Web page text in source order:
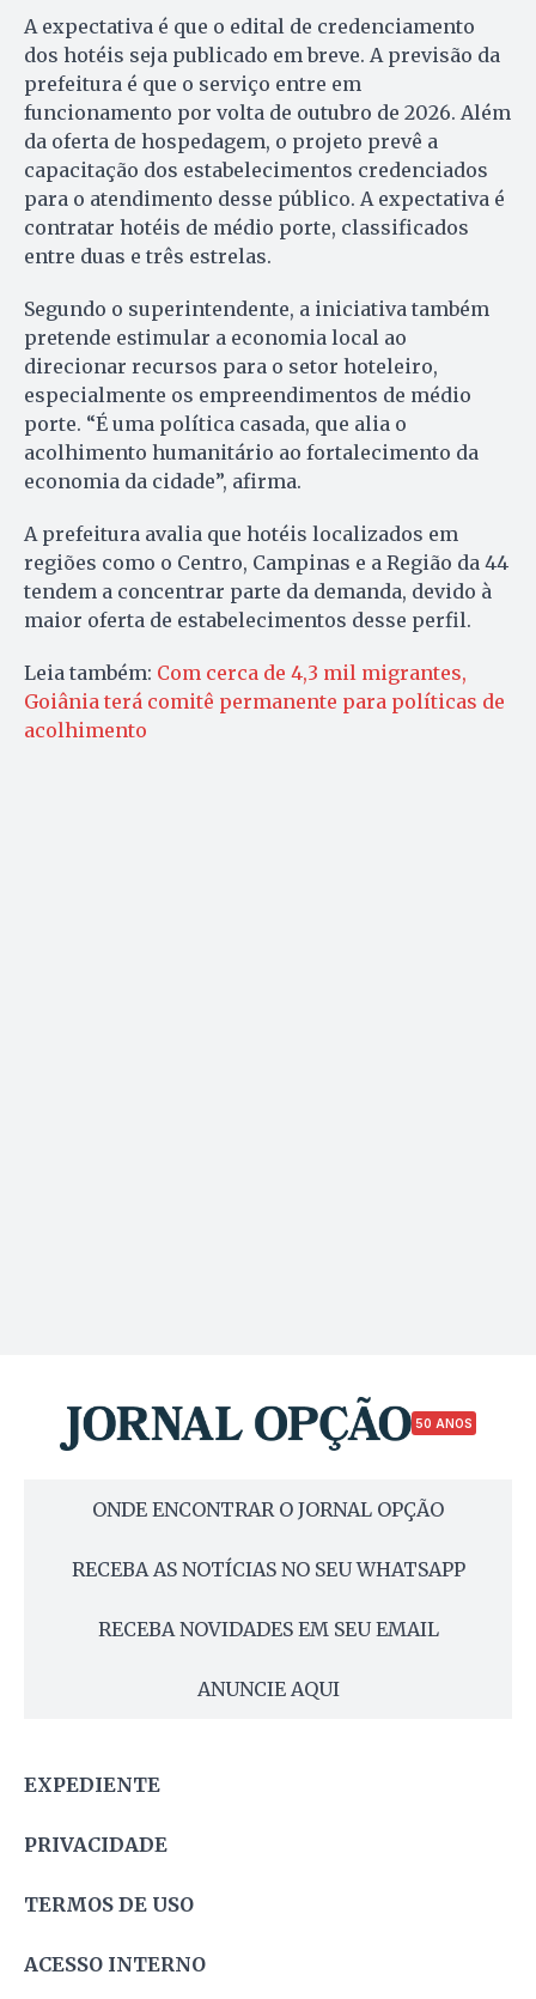
A expectativa é que o edital de credenciamento
dos hotéis seja publicado em breve. A previsão da
prefeitura é que o serviço entre em
funcionamento por volta de outubro de 2026. Além
da oferta de hospedagem, o projeto prevê a
capacitação dos estabelecimentos credenciados
para o atendimento desse público. A expectativa é
contratar hotéis de médio porte, classificados
entre duas e três estrelas.
Segundo o superintendente, a iniciativa também
pretende estimular a economia local ao
direcionar recursos para o setor hoteleiro,
especialmente os empreendimentos de médio
porte. “É uma política casada, que alia o
acolhimento humanitário ao fortalecimento da
economia da cidade”, afirma.
A prefeitura avalia que hotéis localizados em
regiões como o Centro, Campinas e a Região da 44
tendem a concentrar parte da demanda, devido à
maior oferta de estabelecimentos desse perfil.
Leia também: Com cerca de 4,3 mil migrantes,
Goiânia terá comitê permanente para políticas de
acolhimento
50 ANOS
ONDE ENCONTRAR O JORNAL OPÇÃO
RECEBA AS NOTÍCIAS NO SEU WHATSAPP
RECEBA NOVIDADES EM SEU EMAIL
ANUNCIE AQUI
EXPEDIENTE
PRIVACIDADE
TERMOS DE USO
ACESSO INTERNO